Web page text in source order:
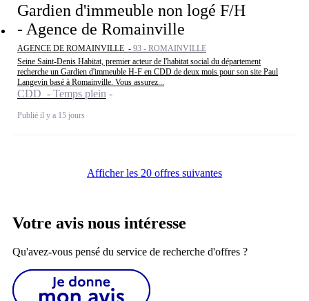
Gardien d'immeuble non logé F/H
- Agence de Romainville
AGENCE DE ROMAINVILLE - 93 - ROMAINVILLE
Seine Saint-Denis Habitat, premier acteur de l'habitat social du département
recherche un Gardien d'immeuble H-F en CDD de deux mois pour son site Paul
Langevin basé à Romainville. Vous assurez...
CDD - Temps plein
Publié il y a 15 jours
Afficher les 20 offres suivantes
Votre avis nous intéresse
Qu'avez-vous pensé du service de recherche d'offres ?